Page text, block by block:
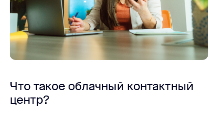
Что такое облачный контактный
центр?